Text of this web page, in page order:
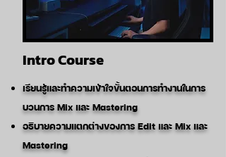
Intro Course
เรียนรู้และทำความเข้าใจขั้นตอนการทำงานในการ
บวนการ Mix และ Mastering
อธิบายความแตกต่างของการ Edit และ Mix และ
Mastering